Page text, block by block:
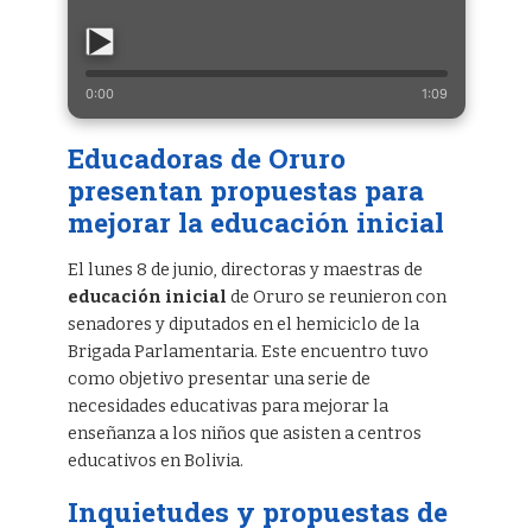
0:00 1:09
Educadoras de Oruro
presentan propuestas para
mejorar la educación inicial
El lunes 8 de junio, directoras y maestras de
educación inicial de Oruro se reunieron con
senadores y diputados en el hemiciclo de la
Brigada Parlamentaria. Este encuentro tuvo
como objetivo presentar una serie de
necesidades educativas para mejorar la
enseñanza a los niños que asisten a centros
educativos en Bolivia.
Inquietudes y propuestas de